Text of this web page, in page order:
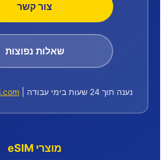
צור קשר
שאלות נפוצות
נענה תוך 24 שעות בימי עבודה |
מוצרי eSIM